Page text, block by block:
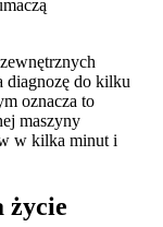
diagnozę do kilku
oznacza to
maszyny
w kilka minut i
życie